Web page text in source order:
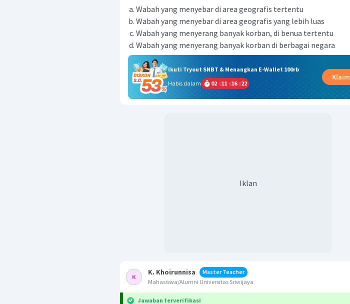
Wabah yang menyebar di area geografis tertentu
Wabah yang menyebar di area geografis yang lebih luas
Wabah yang menyerang banyak korban, di benua tertentu
Wabah yang menyerang banyak korban di berbagai negara
Ikuti Tryout SNBT & Menangkan E-Wallet 100rb
Habis dalam
02 :11 :16 :21
Klaim
Iklan
K. Khoirunnisa
Master Teacher
Mahasiswa/Alumni Universitas Sriwijaya
Jawaban terverifikasi